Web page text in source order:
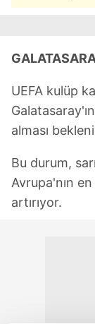
UEFA kulüp
alması
Bu durum,
Avrupa'nın
artırıyor.